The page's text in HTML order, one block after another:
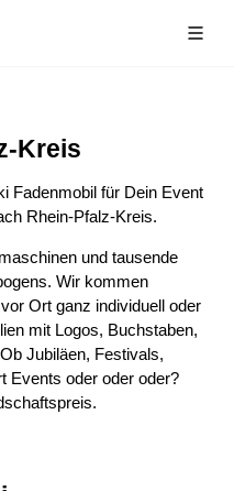
Kreis
Fadenmobil für Dein Event
Rhein-Pfalz-Kreis.
und tausende
Wir kommen
Ort ganz individuell oder
mit Logos, Buchstaben,
Jubiläen, Festivals,
Events oder oder oder?